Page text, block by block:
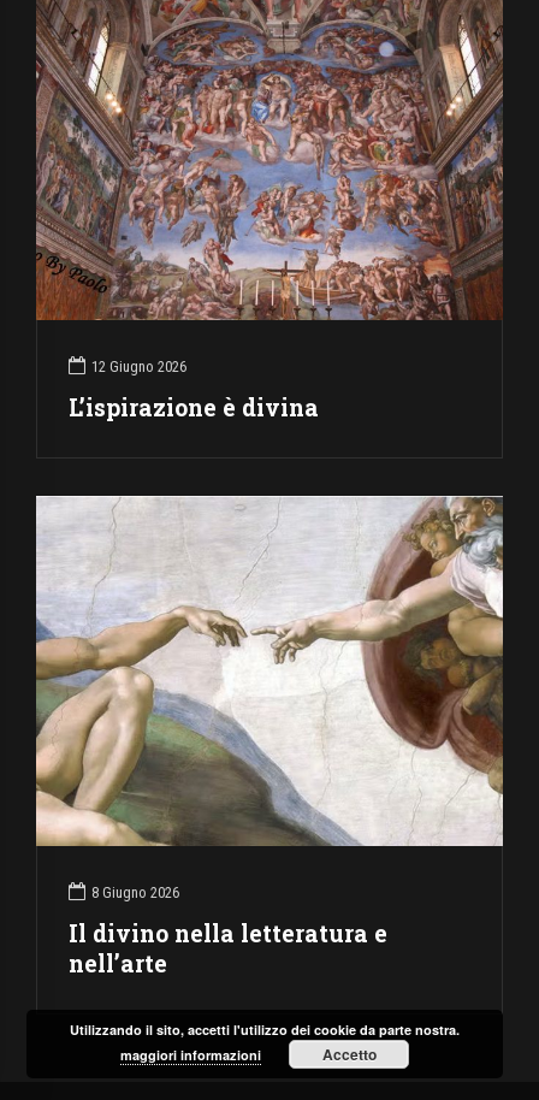
12 Giugno 2026
L’ispirazione è divina
8 Giugno 2026
Il divino nella letteratura e
nell’arte
Utilizzando il sito, accetti l'utilizzo dei cookie da parte nostra.
maggiori informazioni
Accetto